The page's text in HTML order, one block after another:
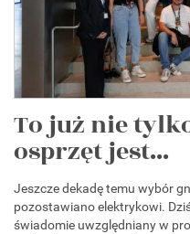
To już nie
osprzęt jest...
Jeszcze dekadę temu wybór
pozostawiano elektrykowi.
świadomie uwzględniany w